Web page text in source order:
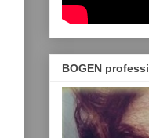
BOGEN